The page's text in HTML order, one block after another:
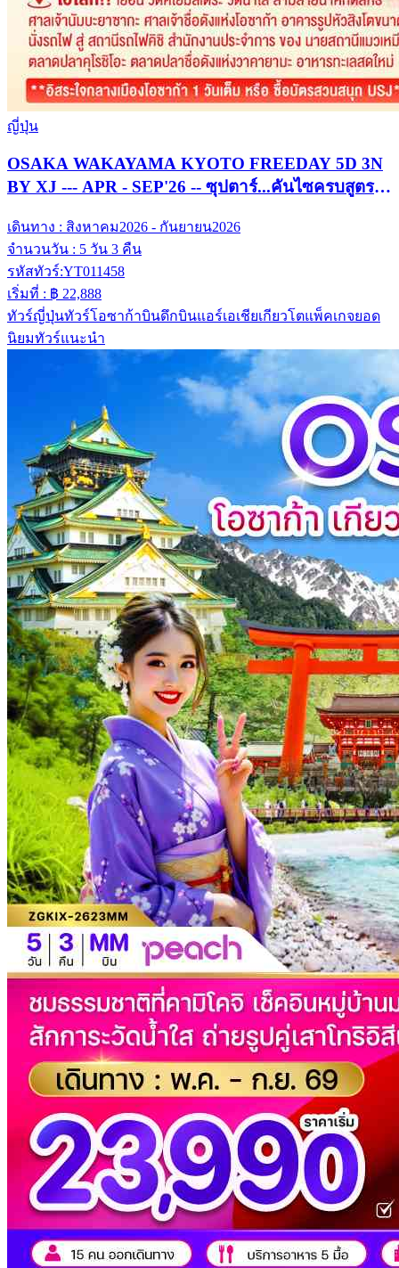
ญี่ปุ่น
OSAKA WAKAYAMA KYOTO FREEDAY 5D 3N
BY XJ --- APR - SEP'26 -- ซุปตาร์...คันไซครบสูตร
เดินทาง : สิงหาคม2026 - กันยายน2026
จำนวนวัน : 5 วัน 3 คืน
รหัสทัวร์:YT011458
เริ่มที่ : ฿ 22,888
ทัวร์ญี่ปุ่นทัวร์โอซาก้าบินดึกบินแอร์เอเชียเกียวโตแพ็คเกจยอด
นิยมทัวร์แนะนำ